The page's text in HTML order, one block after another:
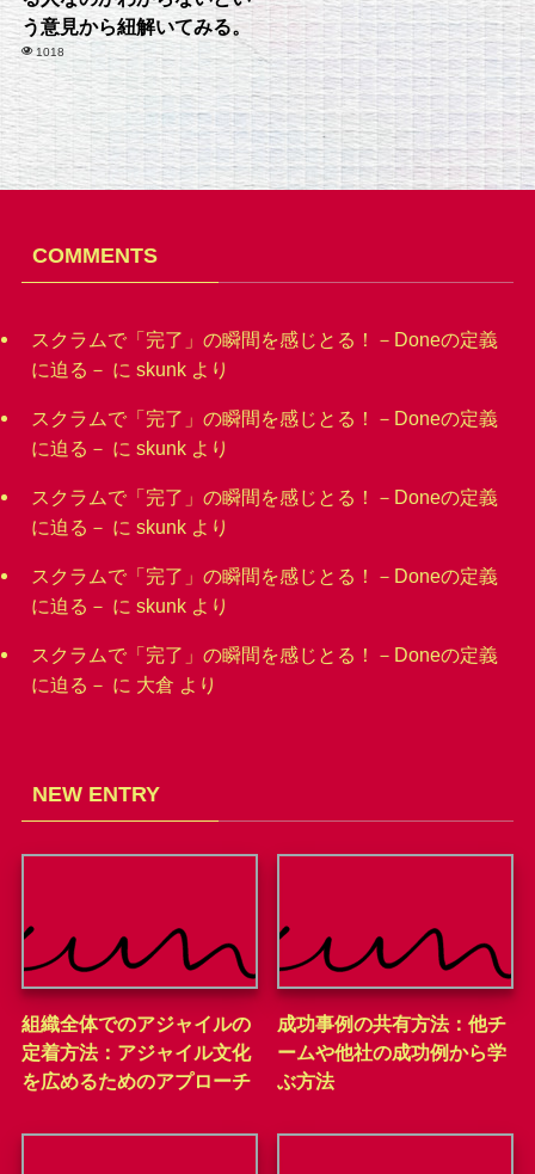
う意見から紐解いてみる。
1018
COMMENTS
スクラムで「完了」の瞬間を感じとる！－Doneの定義
に迫る－ に skunkより
スクラムで「完了」の瞬間を感じとる！－Doneの定義
に迫る－ に skunkより
スクラムで「完了」の瞬間を感じとる！－Doneの定義
に迫る－ に skunkより
スクラムで「完了」の瞬間を感じとる！－Doneの定義
に迫る－ に skunkより
スクラムで「完了」の瞬間を感じとる！－Doneの定義
に迫る－ に 大倉 より
NEW ENTRY
組織全体でのアジャイルの
定着方法：アジャイル文化
を広めるためのアプローチ
成功事例の共有方法：他チ
ームや他社の成功例から学
ぶ方法